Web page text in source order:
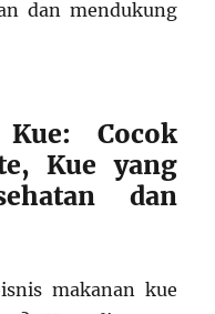
dan mendukung
Cocok
Kue yang
dan
makanan kue